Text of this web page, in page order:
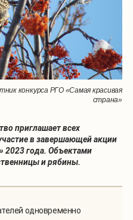
конкурса РГО «Самая красивая
страна»
приглашает всех
в завершающей акции
2023 года. Объектами
и рябины.
одновременно